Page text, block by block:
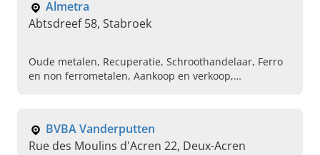
Almetra
Abtsdreef 58, Stabroek
Oude metalen, Recuperatie, Schroothandelaar, Ferro
en non ferrometalen, Aankoop en verkoop,
BVBA Vanderputten
Rue des Moulins d'Acren 22, Deux-Acren